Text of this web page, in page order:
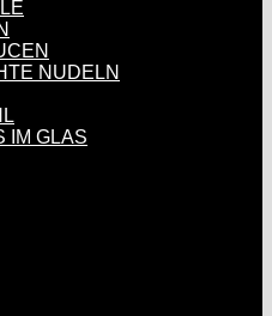
NUDELN
IM GLAS